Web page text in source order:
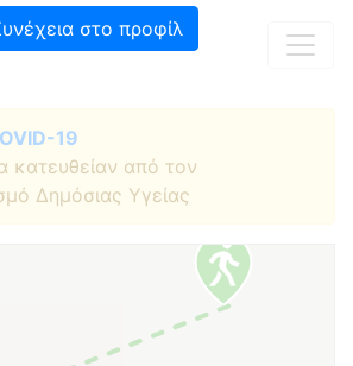
στο προφίλ
19
κατευθείαν από τον
Δημόσιας Υγείας